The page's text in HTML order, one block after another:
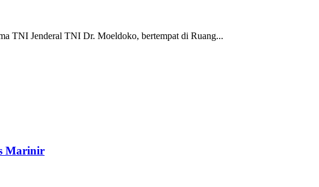
TNI Jenderal TNI Dr. Moeldoko, bertempat di Ruang...
Marinir